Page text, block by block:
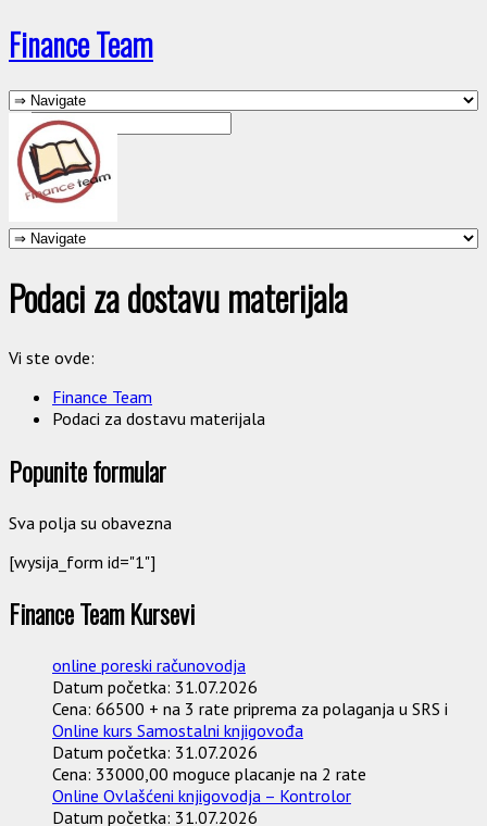
Finance Team
Podaci za dostavu materijala
Vi ste ovde:
Finance Team
Podaci za dostavu materijala
Popunite formular
Sva polja su obavezna
[wysija_form id="1"]
Finance Team Kursevi
online poreski računovodja
Datum početka: 31.07.2026
Cena: 66500 + na 3 rate priprema za polaganja u SRS i
Online kurs Samostalni knjigovođa
Datum početka: 31.07.2026
Cena: 33000,00 moguce placanje na 2 rate
Online Ovlašćeni knjigovodja – Kontrolor
Datum početka: 31.07.2026